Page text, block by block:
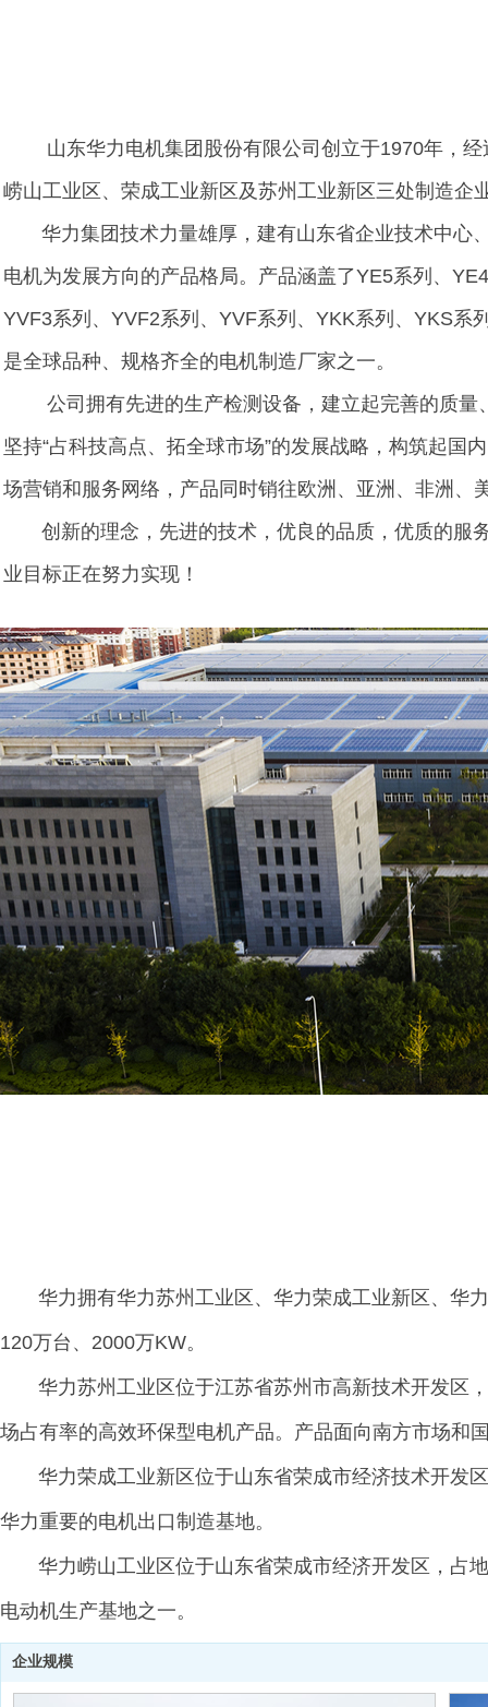
山东华力电机集团股份有限公司创立于1970年，
崂山工业区、荣成工业新区及苏州工业新区三处制造
华力集团技术力量雄厚，建有山东省企业技术中心
电机为发展方向的产品格局。产品涵盖了YE5系列、
YVF3系列、YVF2系列、YVF系列、YKK系列、YKS系
是全球品种、规格齐全的电机制造厂家之一。
公司拥有先进的生产检测设备，建立起完善的质量
坚持“占科技高点、拓全球市场”的发展战略，构筑起
场营销和服务网络，产品同时销往欧洲、亚洲、非洲
创新的理念，先进的技术，优良的品质，优质的服务
业目标正在努力实现！
企业规模
华力拥有华力苏州工业区、华力荣成工业新区、华力
120万台、2000万KW。
华力苏州工业区位于江苏省苏州市高新技术开发区，
场占有率的高效环保型电机产品。产品面向南方市场和
华力荣成工业新区位于山东省荣成市经济技术开发
华力重要的电机出口制造基地。
华力崂山工业区位于山东省荣成市经济开发区，占地
电动机生产基地之一。